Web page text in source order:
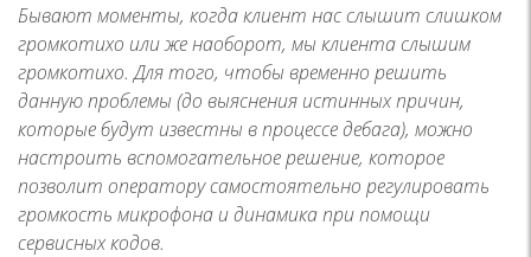
Бывают моменты, когда клиент нас слышит слишком
громкотихо или же наоборот, мы клиента слышим
громкотихо. Для того, чтобы временно решить
данную проблемы (до выяснения истинных причин,
которые будут известны в процессе дебага), можно
настроить вспомогательное решение, которое
позволит оператору самостоятельно регулировать
громкость микрофона и динамика при помощи
сервисных кодов.